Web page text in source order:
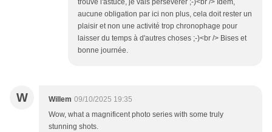
trouvé l'astuce, je vais persévérer ;-)<br /> Idem,
aucune obligation par ici non plus, cela doit rester un
plaisir et non une activité trop chronophage pour
laisser du temps à d'autres choses ;-)<br /> Bises et
bonne journée.
W Willem 09/10/2025 19:35
Wow, what a magnificent photo series with some truly
stunning shots.